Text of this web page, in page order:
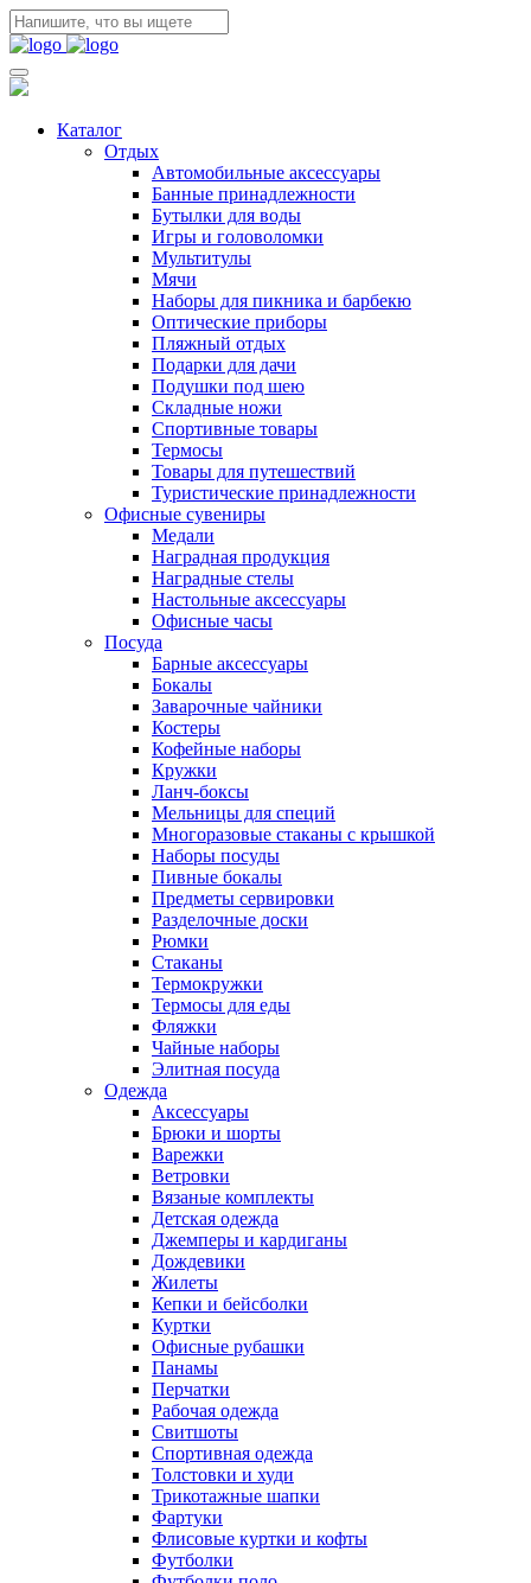
Каталог
Отдых
Автомобильные аксессуары
Банные принадлежности
Бутылки для воды
Игры и головоломки
Мультитулы
Мячи
Наборы для пикника и барбекю
Оптические приборы
Пляжный отдых
Подарки для дачи
Подушки под шею
Складные ножи
Спортивные товары
Термосы
Товары для путешествий
Туристические принадлежности
Офисные сувениры
Медали
Наградная продукция
Наградные стелы
Настольные аксессуары
Офисные часы
Посуда
Барные аксессуары
Бокалы
Заварочные чайники
Костеры
Кофейные наборы
Кружки
Ланч-боксы
Мельницы для специй
Многоразовые стаканы с крышкой
Наборы посуды
Пивные бокалы
Предметы сервировки
Разделочные доски
Рюмки
Стаканы
Термокружки
Термосы для еды
Фляжки
Чайные наборы
Элитная посуда
Одежда
Аксессуары
Брюки и шорты
Варежки
Ветровки
Вязаные комплекты
Детская одежда
Джемперы и кардиганы
Дождевики
Жилеты
Кепки и бейсболки
Куртки
Офисные рубашки
Панамы
Перчатки
Рабочая одежда
Свитшоты
Спортивная одежда
Толстовки и худи
Трикотажные шапки
Фартуки
Флисовые куртки и кофты
Футболки